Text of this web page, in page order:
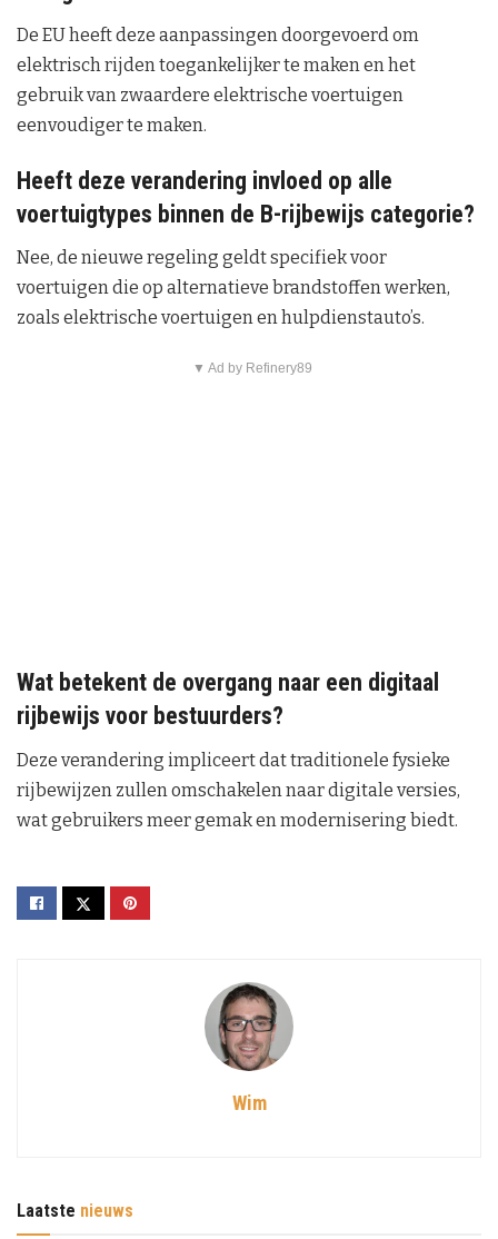
De EU heeft deze aanpassingen doorgevoerd om
elektrisch rijden toegankelijker te maken en het
gebruik van zwaardere elektrische voertuigen
eenvoudiger te maken.
Heeft deze verandering invloed op alle
voertuigtypes binnen de B-rijbewijs categorie?
Nee, de nieuwe regeling geldt specifiek voor
voertuigen die op alternatieve brandstoffen werken,
zoals elektrische voertuigen en hulpdienstauto’s.
▼ Ad by Refinery89
Wat betekent de overgang naar een digitaal
rijbewijs voor bestuurders?
Deze verandering impliceert dat traditionele fysieke
rijbewijzen zullen omschakelen naar digitale versies,
wat gebruikers meer gemak en modernisering biedt.
Wim
Laatste nieuws